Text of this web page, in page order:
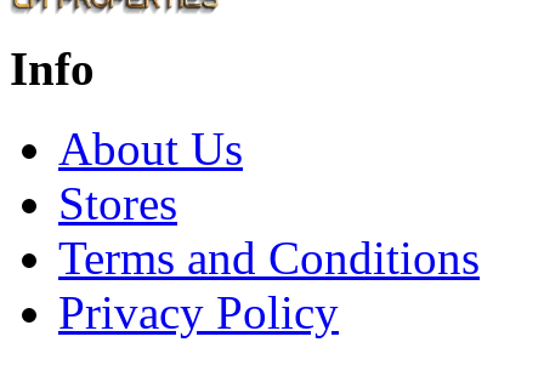
Info
About Us
Stores
Terms and Conditions
Privacy Policy